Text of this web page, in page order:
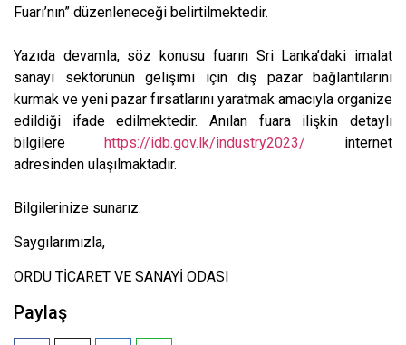
Fuarı’nın” düzenleneceği belirtilmektedir.
Yazıda devamla, söz konusu fuarın Sri Lanka’daki imalat
sanayi sektörünün gelişimi için dış pazar bağlantılarını
kurmak ve yeni pazar fırsatlarını yaratmak amacıyla organize
edildiği ifade edilmektedir. Anılan fuara ilişkin detaylı
bilgilere https://idb.gov.lk/industry2023/ internet
adresinden ulaşılmaktadır.
Bilgilerinize sunarız.
Saygılarımızla,
ORDU TİCARET VE SANAYİ ODASI
Paylaş